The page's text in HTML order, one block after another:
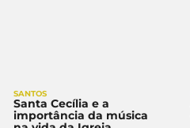
SANTOS
Santa Cecília e a
importância da música